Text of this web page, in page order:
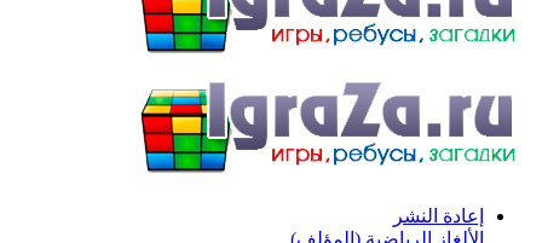
إعادة النشر
الألغاز الرياضية (المؤلف)